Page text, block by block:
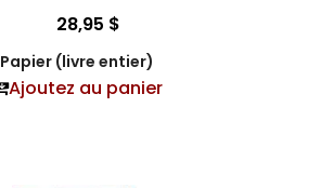
28,95 $
Papier (livre entier)
Ajoutez au panier